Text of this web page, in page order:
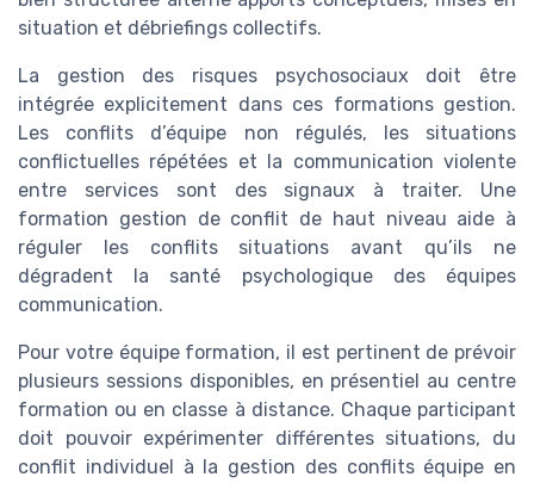
situation et débriefings collectifs.
La gestion des risques psychosociaux doit être
intégrée explicitement dans ces formations gestion.
Les conflits d’équipe non régulés, les situations
conflictuelles répétées et la communication violente
entre services sont des signaux à traiter. Une
formation gestion de conflit de haut niveau aide à
réguler les conflits situations avant qu’ils ne
dégradent la santé psychologique des équipes
communication.
Pour votre équipe formation, il est pertinent de prévoir
plusieurs sessions disponibles, en présentiel au centre
formation ou en classe à distance. Chaque participant
doit pouvoir expérimenter différentes situations, du
conflit individuel à la gestion des conflits équipe en